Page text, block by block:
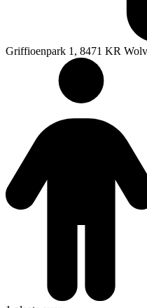
Griffioenpark 1, 8471 KR